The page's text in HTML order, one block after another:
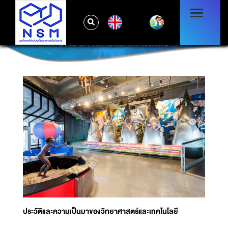
นิทรรศการชั้น 2 ประวัติและความเป็นมาของ
วิทยาศาสตร์และเทคโนโลยี
ประวัติและความเป็นมาของวิทยาศาสตร์และเทคโนโลยี